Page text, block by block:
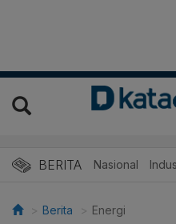
BERITA Nasional
Berita Energi